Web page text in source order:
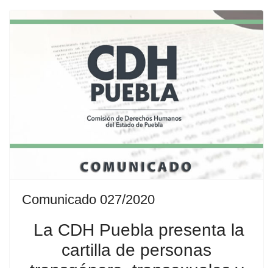
Comunicado 027/2020
La CDH Puebla presenta la
cartilla de personas